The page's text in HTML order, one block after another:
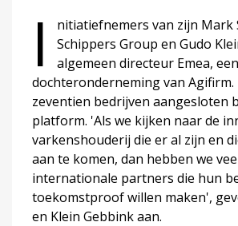
I
nitiatiefnemers van zijn Mark
Schippers Group en Gudo
algemeen directeur Emea, een
dochteronderneming van Agifirm.
zeventien bedrijven aangesloten
platform. 'Als we kijken naar de
varkenshouderij die er al zijn en
aan te komen, dan hebben we
internationale partners die hun
toekomstproof willen maken',
en Klein Gebbink aan.